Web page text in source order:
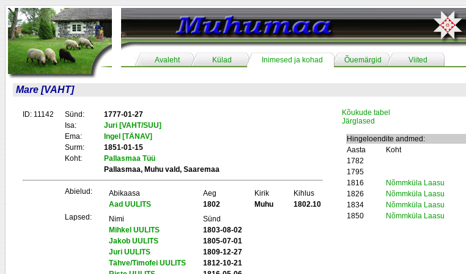
Avaleht Külad Inimesed ja kohad Õuemärgid Viited
Mare [VAHT]
ID: 11142 Sünd:
1777-01-27
Isa:
Juri [VAHT/SUU]
Ema:
Ingel [TÄNAV]
Surm:
1851-01-15
Koht:
Pallasmaa Tüü
Pallasmaa, Muhu vald, Saaremaa
Abielud: Abikaasa Aeg Kirik
Kihlus
Aad UULITS
1802 Muhu
1802.10
Lapsed:
Nimi
Sünd
Mihkel UULITS
1803-08-02
Jakob UULITS
1805-07-01
Juri UULITS
1809-12-27
Tähve/Timofei UULITS
1812-10-21
Kõukude tabel
Järglased
Hingeloendite andmed:
Aasta
Koht
1782
1795
1816
Nõmmküla Laasu
1826
Nõmmküla Laasu
1834
Nõmmküla Laasu
1850
Nõmmküla Laasu